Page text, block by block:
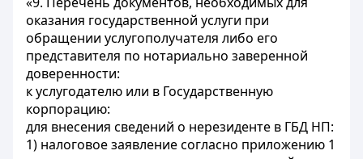
оказания государственной услуги при
обращении услугополучателя либо его
представителя по нотариально заверенной
доверенности:
к услугодателю или в Государственную
корпорацию:
для внесения сведений о нерезиденте в ГБД НП:
1) налоговое заявление согласно приложению 1